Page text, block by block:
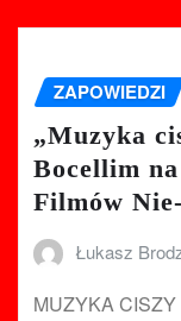
ZAPOWIEDZI
„Muzyka
Bocellim
Filmów
Łukasz
MUZYKA